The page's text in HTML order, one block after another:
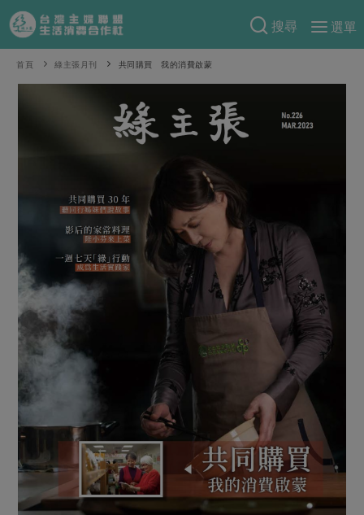
搜尋
選單
產品分類
當令水果
奶蛋豆・五穀
蛋 乳製品
豆製品 米麵雜糧
肉品・水產
畜產肉類
調理食材・點心
調味醬料/南北貨 烘焙
休閒零嘴 沖泡飲品
海鮮
常備菜
蔬食
蛋料理
料理方式
烘焙．點心
醬料
湯品．鍋物
把最好的台灣味帶回家！
防災用品預購圓滿結束
2026年端午節預購圓滿結束
更多預購活動
當季產品
傳到心坎裡，誠心又澎派
合作25-經典快閃最後一週
合作25-精選產品第四彈
更多當季產品
觀點文章
主婦食堂 一籃菜真心話
社內大小事 合作聯合國
產品故事 生活提案
樂齡生活 親子食育
廚房瑜伽
非基改運動 支持本土農糧
廢核運動 能源議題
關於合作社
認識合作社
關於我們
合作社組織
員工與求才
自主把關
檢驗報告
硝酸鹽檢驗
重要公告
首頁 綠主張月刊 共同購買 我的消費啟蒙